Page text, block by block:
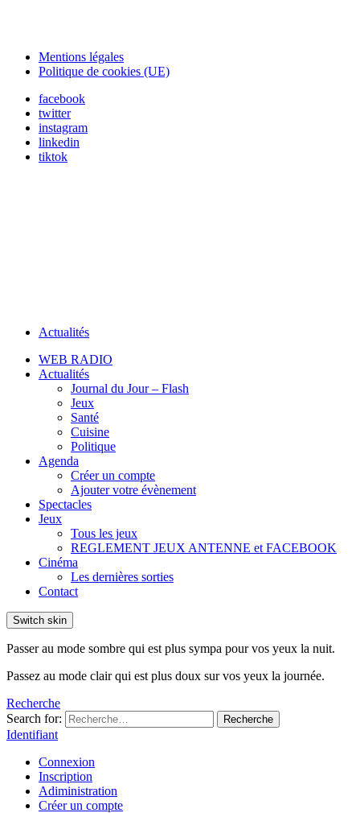
Mentions légales
Politique de cookies (UE)
facebook
twitter
instagram
linkedin
tiktok
Actualités
WEB RADIO
Actualités
Journal du Jour – Flash
Jeux
Santé
Cuisine
Politique
Agenda
Créer un compte
Ajouter votre évènement
Spectacles
Jeux
Tous les jeux
REGLEMENT JEUX ANTENNE et FACEBOOK
Cinéma
Les dernières sorties
Contact
Switch skin
Passer au mode sombre qui est plus sympa pour vos yeux la nuit.
Passez au mode clair qui est plus doux sur vos yeux la journée.
Recherche
Search for:
Recherche
Identifiant
Connexion
Inscription
Adiministration
Créer un compte